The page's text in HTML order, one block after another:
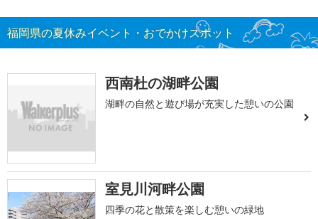
福岡県の夏休みイベント・おでかけスポット
西南杜の湖畔公園
湖畔の自然と遊び場が充実した憩いの公園
室見川河畔公園
四季の花と散策を楽しむ憩いの緑地